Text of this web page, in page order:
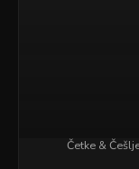
Četke &